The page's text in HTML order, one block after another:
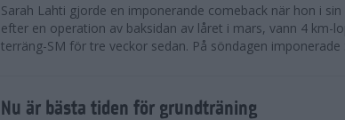
Sarah Lahti gjorde en imponerande comeback när hon i
efter en operation av baksidan av låret i mars, vann 4 km-
terräng-SM för tre veckor sedan. På söndagen imponerade
Nu är bästa tiden för grundträning